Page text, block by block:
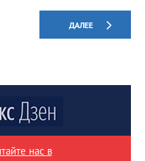
ДАЛЕЕ
нас в